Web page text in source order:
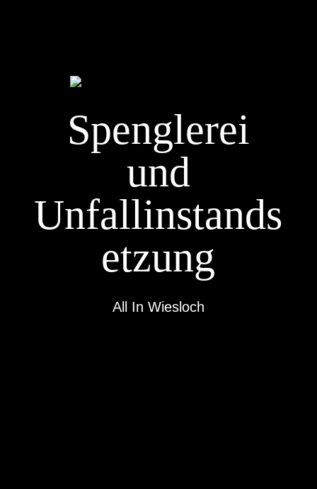
Speng­lerei
und
Unfallinstands
etzung
All In Wiesloch